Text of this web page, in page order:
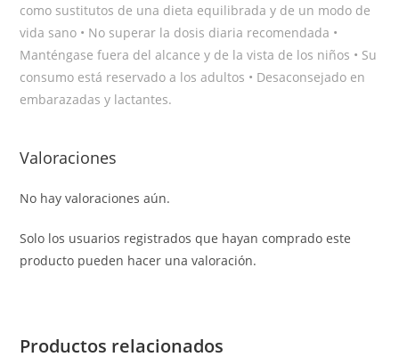
como sustitutos de una dieta equilibrada y de un modo de
vida sano • No superar la dosis diaria recomendada •
Manténgase fuera del alcance y de la vista de los niños • Su
consumo está reservado a los adultos • Desaconsejado en
embarazadas y lactantes.
Valoraciones
No hay valoraciones aún.
Solo los usuarios registrados que hayan comprado este
producto pueden hacer una valoración.
Productos relacionados